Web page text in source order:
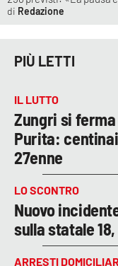
Redazione
PIÙ LETTI
IL LUTTO
Zungri si
Purita:
27enne
LO SCONTRO
Nuovo
sulla statale
ARRESTI